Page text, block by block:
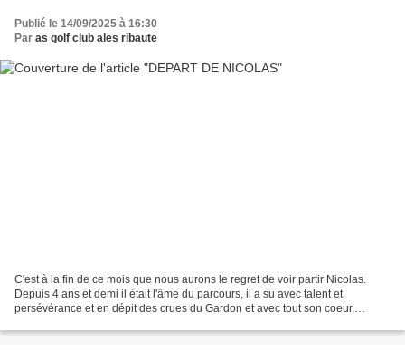
Publié le 14/09/2025 à 16:30
Par as golf club ales ribaute
C'est à la fin de ce mois que nous aurons le regret de voir partir Nicolas.
Depuis 4 ans et demi il était l'âme du parcours, il a su avec talent et
persévérance et en dépit des crues du Gardon et avec tout son coeur,